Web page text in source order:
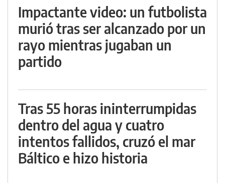
Impactante video: un futbolista
murió tras ser alcanzado por un
rayo mientras jugaban un
partido
Tras 55 horas ininterrumpidas
dentro del agua y cuatro
intentos fallidos, cruzó el mar
Báltico e hizo historia